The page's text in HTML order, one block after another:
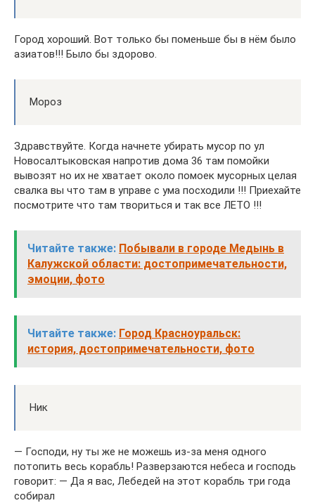
Город хороший. Вот только бы поменьше бы в нём было
азиатов!!! Было бы здорово.
Мороз
Здравствуйте. Когда начнете убирать мусор по ул
Новосалтыковская напротив дома 36 там помойки
вывозят но их не хватает около помоек мусорных целая
свалка вы что там в управе с ума посходили !!! Приехайте
посмотрите что там твориться и так все ЛЕТО !!!
Читайте также: Побывали в городе Медынь в
Калужской области: достопримечательности,
эмоции, фото
Читайте также: Город Красноуральск:
история, достопримечательности, фото
Ник
— Господи, ну ты же не можешь из-за меня одного
потопить весь корабль! Разверзаются небеса и господь
говорит: — Да я вас, Лебедей на этот корабль три года
собирал